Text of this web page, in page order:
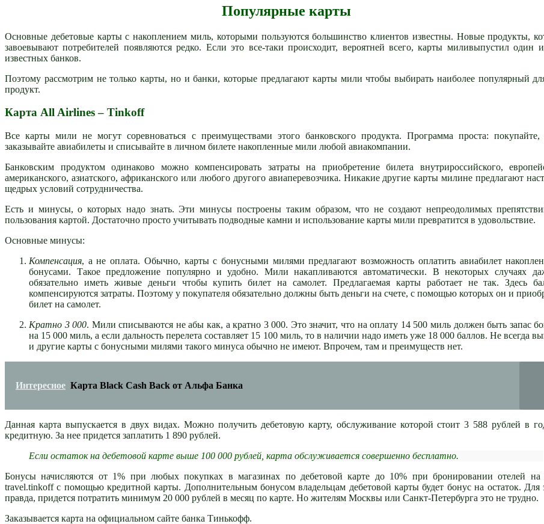
Популярные карты
Основные дебетовые карты с накоплением миль, которыми пользуются большинство клиентов известны. Новые продукты,
завоевывают потребителей появляются редко. Если это все-таки происходит, вероятней всего, карты миливыпустил один
известных банков.
Поэтому рассмотрим не только карты, но и банки, которые предлагают карты мили чтобы выбирать наиболее популярный
продукт.
Карта All Airlines – Tinkoff
Все карты мили не могут соревноваться с преимуществами этого банковского продукта. Программа проста: покупайте,
заказывайте авиабилеты и списывайте в личном билете накопленные мили любой авиакомпании.
Банковским продуктом одинаково можно компенсировать затраты на приобретение билета внутрироссийского,
американского, азиатского, африканского или любого другого авиаперевозчика. Никакие другие карты милине предлагают
щедрых условий сотрудничества.
Есть и минусы, о которых надо знать. Эти минусы построены таким образом, что не создают непреодолимых
пользования картой. Достаточно просто учитывать подводные камни и использование карты мили превратится в удовольствие.
Основные минусы:
Компенсация, а не оплата. Обычно, карты с бонусными милями предлагают возможность оплатить авиабилет
бонусами. Такое предложение популярно и удобно. Мили накапливаются автоматически. В некоторых случаях
обязательно иметь живые деньги чтобы купить билет на самолет. Предлагаемая карты работает не так. Здесь
компенсируются затраты. Поэтому у покупателя обязательно должны быть деньги на счете, с помощью которых он и
билет на самолет.
Кратно 3 000. Мили списываются не абы как, а кратно 3 000. Это значит, что на оплату 14 500 миль должен быть запас
на 15 000 миль, а если дальность перелета составляет 15 100 миль, то в наличии надо иметь уже 18 000 баллов. Не всегда
и другие карты с бонусными милями такого минуса обычно не имеют. Впрочем, там и преимуществ нет.
Интересное Карта Black Cash Back от Альфа Банка
Данная карта выпускается в двух видах. Можно получить дебетовую карту, обслуживание которой стоит 3 588 рублей в
кредитную. За нее придется заплатить 1 890 рублей.
Если остаток на дебетовой карте выше 100 000 рублей, карта обслуживается совершенно бесплатно.
Бонусы начисляются от 1% при любых покупках в магазинах по дебетовой карте до 10% при бронировании отелей на
travel.tinkoff с помощью кредитной карты. Дополнительным бонусом владельцам дебетовой карты будет бонус на остаток. Для
правда, придется потратить минимум 20 000 рублей в месяц по карте. Но жителям Москвы или Санкт-Петербурга это не трудно.
Заказывается карта на официальном сайте банка Тинькофф.